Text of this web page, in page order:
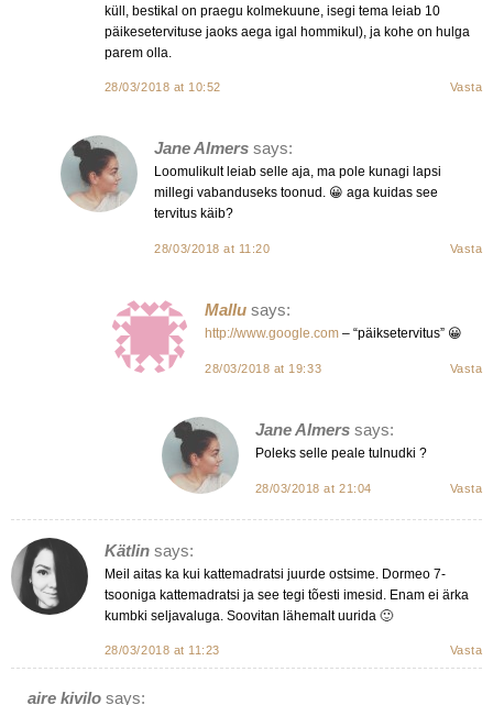
küll, bestikal on praegu kolmekuune, isegi tema leiab 10
päikesetervituse jaoks aega igal hommikul), ja kohe on hulga
parem olla.
28/03/2018 at 10:52 Vasta
Jane Almers says:
Loomulikult leiab selle aja, ma pole kunagi lapsi
millegi vabanduseks toonud. 😀 aga kuidas see
tervitus käib?
28/03/2018 at 11:20 Vasta
Mallu says:
http://www.google.com– “päiksetervitus” 😀
28/03/2018 at 19:33 Vasta
Jane Almers says:
Poleks selle peale tulnudki ?
28/03/2018 at 21:04 Vasta
Kätlin says:
Meil aitas ka kui kattemadratsi juurde ostsime. Dormeo 7-
tsooniga kattemadratsi ja see tegi tõesti imesid. Enam ei ärka
kumbki seljavaluga. Soovitan lähemalt uurida 🙂
28/03/2018 at 11:23 Vasta
aire kivilo says: